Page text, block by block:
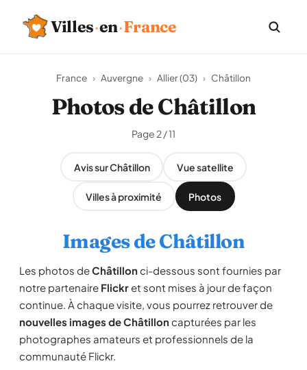
Villes·en·France
France › Auvergne › Allier (03) › Châtillon
Photos de Châtillon
Page 2 / 11
Avis sur Châtillon Vue satellite
Villes à proximité Photos
Images de Châtillon
Les photos deChâtillonci-dessous sont fournies par
notre partenaire Flickret sont mises à jour de façon
continue. À chaque visite, vous pourrez retrouver de
nouvelles images de Châtilloncapturées par les
photographes amateurs et professionnels de la
communauté Flickr.